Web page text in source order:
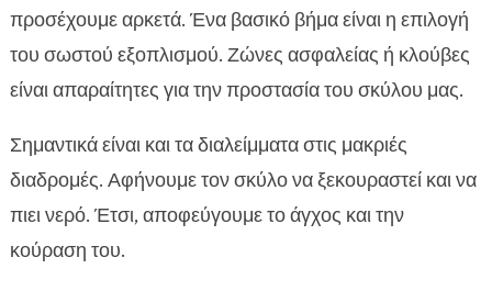
προσέχουμε αρκετά. Ένα βασικό βήμα είναι η επιλογή
του σωστού εξοπλισμού. Ζώνες ασφαλείας ή κλούβες
είναι απαραίτητες για την προστασία του σκύλου μας.
Σημαντικά είναι και τα διαλείμματα στις μακριές
διαδρομές. Αφήνουμε τον σκύλο να ξεκουραστεί και να
πιει νερό. Έτσι, αποφεύγουμε το άγχος και την
κούραση του.